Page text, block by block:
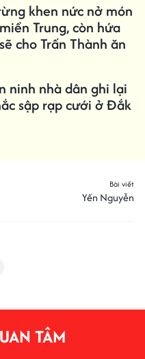
khen nức nở món
Trung, còn hứa
cho Trấn Thành ăn
ninh nhà dân ghi lại
sập rạp cưới ở Đắk
Bài viết
Yến Nguyễn
TÂM